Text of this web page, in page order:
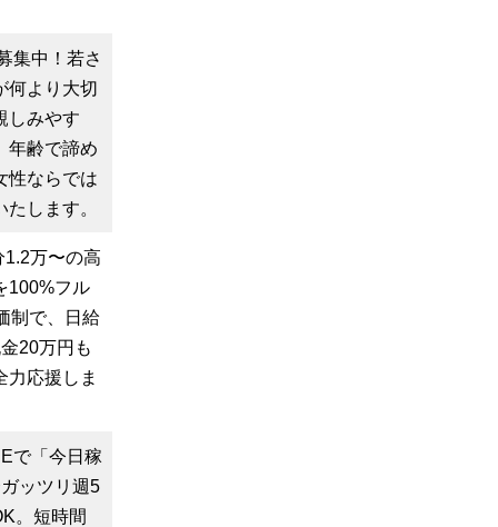
集中！若さ
何より大切
しみやす
年齢で諦め
性ならでは
します。
1.2万〜の高
100%フル
制で、日給
20万円も
力応援しま
で「今日稼
ッツリ週5
。短時間